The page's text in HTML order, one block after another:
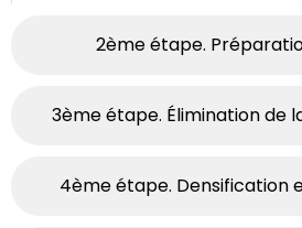
2ème étape.
3ème étape. Élimination de
4ème étape. Densification